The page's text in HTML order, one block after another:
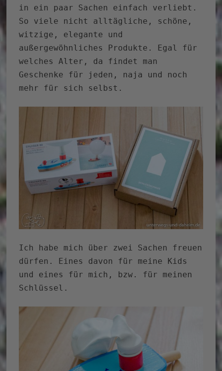
in ein paar Sachen einfach verliebt.
So viele nicht alltägliche, schöne,
witzige, elegante und
außergewöhnliches Produkte. Egal für
welches Alter, da findet man
Geschenke für jeden, naja und noch
mehr für sich selbst.
Ich habe mich über zwei Sachen freuen
dürfen. Eines davon für meine Kids
und eines für mich, bzw. für meinen
Schlüssel.